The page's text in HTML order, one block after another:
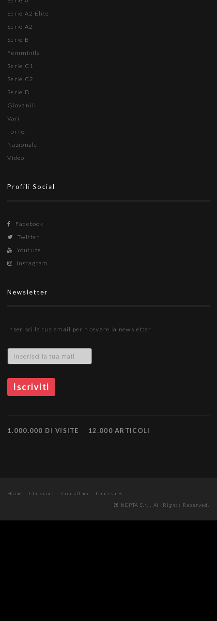
Serie A2 Élite
Serie A2
Serie B
Femminile
Serie C1
Serie C2
Serie D
Giovanili
Vari
Tornei
Nazionale
Video
Profili Social
Facebook
Twitter
Youtube
Instagram
Newsletter
Inserisci la tua email per ricevere la newsletter
1.000.000 DI VISITE 12.000 ARTICOLI
Home Chi siamo Contattaci
Torna su
NEPTA S.r.l. All Rights Reserved.